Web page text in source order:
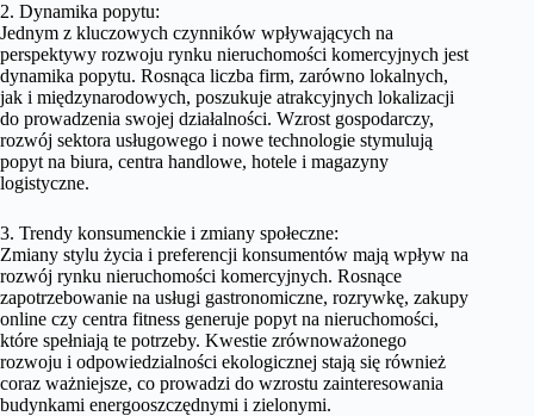
2. Dynamika popytu:
Jednym z kluczowych czynników wpływających na
perspektywy rozwoju rynku nieruchomości komercyjnych jest
dynamika popytu. Rosnąca liczba firm, zarówno lokalnych,
jak i międzynarodowych, poszukuje atrakcyjnych lokalizacji
do prowadzenia swojej działalności. Wzrost gospodarczy,
rozwój sektora usługowego i nowe technologie stymulują
popyt na biura, centra handlowe, hotele i magazyny
logistyczne.
3. Trendy konsumenckie i zmiany społeczne:
Zmiany stylu życia i preferencji konsumentów mają wpływ na
rozwój rynku nieruchomości komercyjnych. Rosnące
zapotrzebowanie na usługi gastronomiczne, rozrywkę, zakupy
online czy centra fitness generuje popyt na nieruchomości,
które spełniają te potrzeby. Kwestie zrównoważonego
rozwoju i odpowiedzialności ekologicznej stają się również
coraz ważniejsze, co prowadzi do wzrostu zainteresowania
budynkami energooszczędnymi i zielonymi.